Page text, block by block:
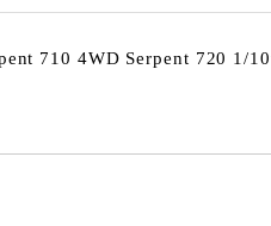
710 4WD Serpent 720 1/